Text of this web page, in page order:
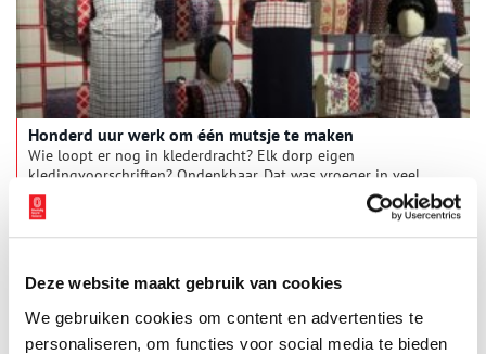
Deze website maakt gebruik van cookies
We gebruiken cookies om content en advertenties te
personaliseren, om functies voor social media te bieden
Honderd uur werk om één mutsje te maken
Wie loopt er nog in klederdracht? Elk dorp eigen
kledingvoorschriften? Ondenkbaar. Dat was vroeger in veel
plaatsen anders. Daar liep je twee jaar in de rouw na de dood
van een ouder.